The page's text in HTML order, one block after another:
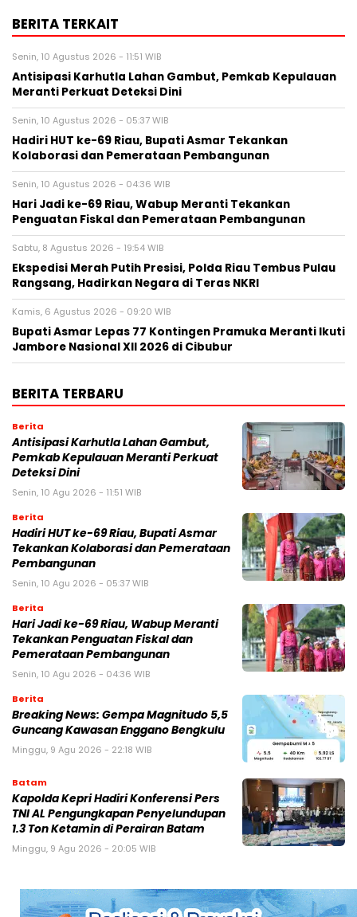
BERITA TERKAIT
Senin, 10 Agustus 2026 - 11:51 WIB
Antisipasi Karhutla Lahan Gambut, Pemkab Kepulauan
Meranti Perkuat Deteksi Dini
Senin, 10 Agustus 2026 - 05:37 WIB
Hadiri HUT ke-69 Riau, Bupati Asmar Tekankan
Kolaborasi dan Pemerataan Pembangunan
Senin, 10 Agustus 2026 - 04:36 WIB
Hari Jadi ke-69 Riau, Wabup Meranti Tekankan
Penguatan Fiskal dan Pemerataan Pembangunan
Sabtu, 8 Agustus 2026 - 19:54 WIB
Ekspedisi Merah Putih Presisi, Polda Riau Tembus Pulau
Rangsang, Hadirkan Negara di Teras NKRI
Kamis, 6 Agustus 2026 - 09:20 WIB
Bupati Asmar Lepas 77 Kontingen Pramuka Meranti Ikuti
Jambore Nasional XII 2026 di Cibubur
BERITA TERBARU
Berita
Antisipasi Karhutla Lahan Gambut,
Pemkab Kepulauan Meranti Perkuat
Deteksi Dini
Senin, 10 Agu 2026 - 11:51 WIB
Berita
Hadiri HUT ke-69 Riau, Bupati Asmar
Tekankan Kolaborasi dan Pemerataan
Pembangunan
Senin, 10 Agu 2026 - 05:37 WIB
Berita
Hari Jadi ke-69 Riau, Wabup Meranti
Tekankan Penguatan Fiskal dan
Pemerataan Pembangunan
Senin, 10 Agu 2026 - 04:36 WIB
Berita
Breaking News: Gempa Magnitudo 5,5
Guncang Kawasan Enggano Bengkulu
Minggu, 9 Agu 2026 - 22:18 WIB
Batam
Kapolda Kepri Hadiri Konferensi Pers
TNI AL Pengungkapan Penyelundupan
1.3 Ton Ketamin di Perairan Batam
Minggu, 9 Agu 2026 - 20:05 WIB